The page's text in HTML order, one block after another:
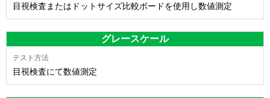
目視検査またはドットサイズ比較ボードを使用し数値測定
グレースケール
目視検査にて数値測定